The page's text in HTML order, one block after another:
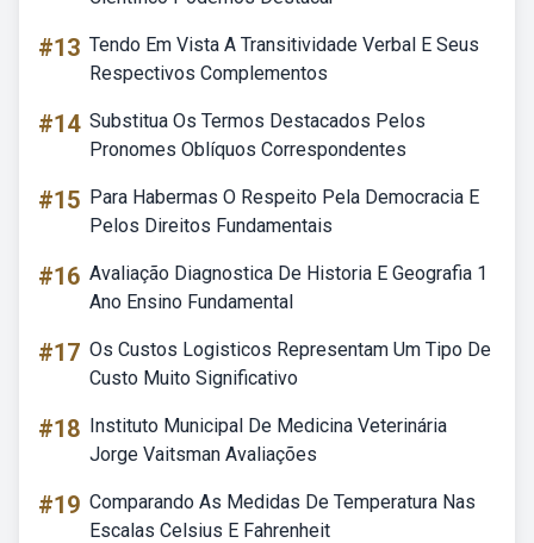
#13 Tendo Em Vista A Transitividade Verbal E Seus
Respectivos Complementos
#14 Substitua Os Termos Destacados Pelos
Pronomes Oblíquos Correspondentes
#15 Para Habermas O Respeito Pela Democracia E
Pelos Direitos Fundamentais
#16 Avaliação Diagnostica De Historia E Geografia 1
Ano Ensino Fundamental
#17 Os Custos Logisticos Representam Um Tipo De
Custo Muito Significativo
#18 Instituto Municipal De Medicina Veterinária
Jorge Vaitsman Avaliações
#19 Comparando As Medidas De Temperatura Nas
Escalas Celsius E Fahrenheit